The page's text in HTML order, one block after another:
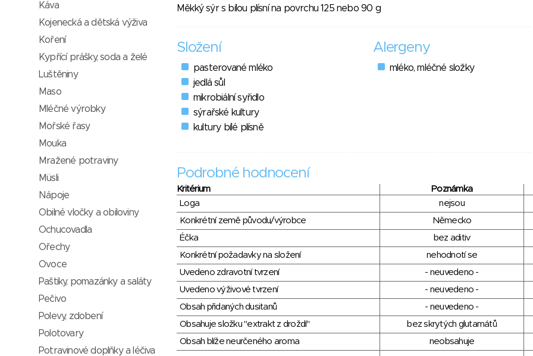
Měkký sýr s bílou plísní na povrchu 125 nebo 90 g
Složení
pasterované mléko
jedlá sůl
mikrobiální syřidlo
sýrařské kultury
kultury bílé plísně
Alergeny
mléko, mléčné složky
Podrobné hodnocení
Kritérium Poznámka
Loga
nejsou
Konkrétní země původu/výrobce
Německo
Éčka
bez aditiv
Konkrétní požadavky na složení
nehodnotí se
Uvedeno zdravotní tvrzení
- neuvedeno -
Uvedeno výživové tvrzení
- neuvedeno -
Obsah přidaných dusitanů
- neuvedeno -
Obsahuje složku "extrakt z droždí"
bez skrytých glutamátů
Obsah blíže neurčeného aroma
neobsahuje
Káva
Kojenecká a dětská výživa
Koření
Kypřící prášky, soda a želé
Luštěniny
Maso
Mléčné výrobky
Mořské řasy
Mouka
Mražené potraviny
Müsli
Nápoje
Obilné vločky a obiloviny
Ochucovadla
Ořechy
Ovoce
Paštiky, pomazánky a saláty
Pečivo
Polevy, zdobení
Polotovary
Potravinové doplňky a léčiva